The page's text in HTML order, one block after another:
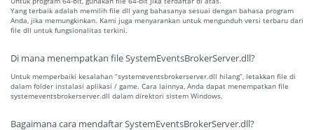
Yang terbaik adalah memilih file dll yang bahasanya sesuai dengan bahasa program
Anda, jika memungkinkan. Kami juga menyarankan untuk mengunduh versi terbaru dari
file dll untuk fungsionalitas terkini.
Di mana menempatkan file SystemEventsBrokerServer.dll?
Untuk memperbaiki kesalahan “systemeventsbrokerserver.dll hilang”, letakkan file di
dalam folder instalasi aplikasi / game. Cara lainnya, Anda dapat menempatkan file
systemeventsbrokerserver.dll dalam direktori sistem Windows.
Bagaimana cara mendaftar SystemEventsBrokerServer.dll?